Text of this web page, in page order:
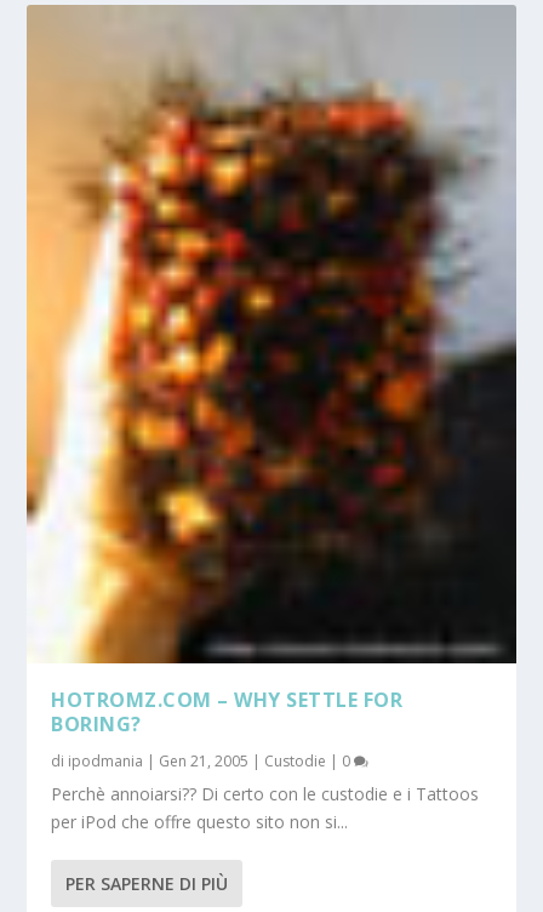
HOTROMZ.COM – WHY SETTLE FOR
BORING?
di ipodmania | Gen 21, 2005 | Custodie | 0
Perchè annoiarsi?? Di certo con le custodie e i Tattoos
per iPod che offre questo sito non si...
PER SAPERNE DI PIÙ